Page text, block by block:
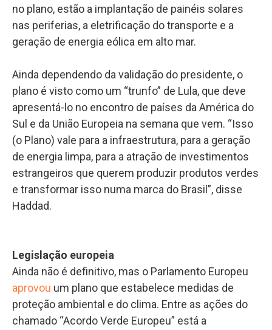
no plano, estão a implantação de painéis solares
nas periferias, a eletrificação do transporte e a
geração de energia eólica em alto mar.
Ainda dependendo da validação do presidente, o
plano é visto como um “trunfo” de Lula, que deve
apresentá-lo no encontro de países da América do
Sul e da União Europeia na semana que vem. “Isso
(o Plano) vale para a infraestrutura, para a geração
de energia limpa, para a atração de investimentos
estrangeiros que querem produzir produtos verdes
e transformar isso numa marca do Brasil”, disse
Haddad.
Legislação europeia
Ainda não é definitivo, mas o Parlamento Europeu
aprovou um plano que estabelece medidas de
proteção ambiental e do clima. Entre as ações do
chamado “Acordo Verde Europeu” está a